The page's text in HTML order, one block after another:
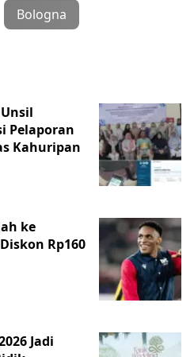
Bologna
Pelaporan
Kahuripan
ke
Rp160
Jadi